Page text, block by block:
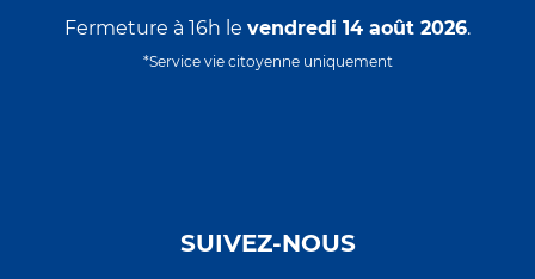
Fermeture à 16h le vendredi 14 août 2026.
*Service vie citoyenne uniquement
SUIVEZ-NOUS